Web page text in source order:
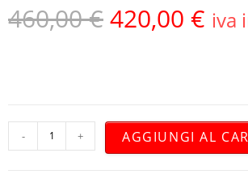
460,00€420,00 € iva
- + AGGIUNGI AL